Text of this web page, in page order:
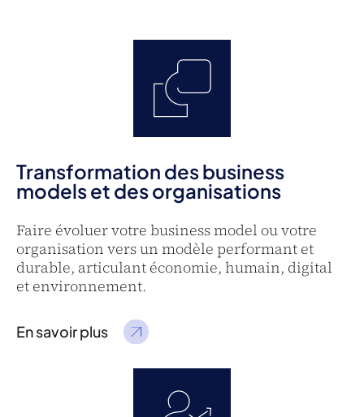
Transformation des business
models et des organisations
Faire évoluer votre business model ou votre
organisation vers un modèle performant et
durable, articulant économie, humain, digital
et environnement.
En savoir plus